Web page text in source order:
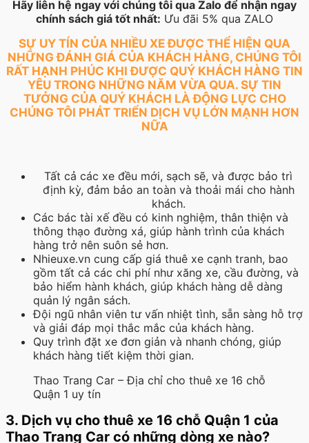
Hãy liên hệ ngay với chúng tôi qua Zalo để nhận ngay
chính sách giá tốt nhất: Ưu đãi 5% qua ZALO
SỰ UY TÍN CỦA NHIỀU XE ĐƯỢC THỂ HIỆN QUA
NHỮNG ĐÁNH GIÁ CỦA KHÁCH HÀNG, CHÚNG TÔI
RẤT HẠNH PHÚC KHI ĐƯỢC QUÝ KHÁCH HÀNG TIN
YÊU TRONG NHỮNG NĂM VỪA QUA. SỰ TIN
TƯỞNG CỦA QUÝ KHÁCH LÀ ĐỘNG LỰC CHO
CHÚNG TÔI PHÁT TRIỂN DỊCH VỤ LỚN MẠNH HƠN
NỮA
Tất cả các xe đều mới, sạch sẽ, và được bảo trì
định kỳ, đảm bảo an toàn và thoải mái cho hành
khách.
Các bác tài xế đều có kinh nghiệm, thân thiện và
thông thạo đường xá, giúp hành trình của khách
hàng trở nên suôn sẻ hơn.
Nhieuxe.vn cung cấp giá thuê xe cạnh tranh, bao
gồm tất cả các chi phí như xăng xe, cầu đường, và
bảo hiểm hành khách, giúp khách hàng dễ dàng
quản lý ngân sách.
Đội ngũ nhân viên tư vấn nhiệt tình, sẵn sàng hỗ trợ
và giải đáp mọi thắc mắc của khách hàng.
Quy trình đặt xe đơn giản và nhanh chóng, giúp
khách hàng tiết kiệm thời gian.
Thao Trang Car – Địa chỉ cho thuê xe 16 chỗ
Quận 1 uy tín
3. Dịch vụ cho thuê xe 16 chỗ Quận 1 của
Thao Trang Car có những dòng xe nào?